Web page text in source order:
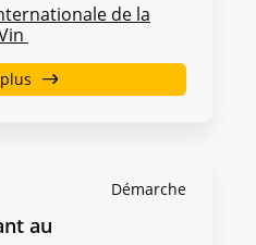
de la
Démarche
au